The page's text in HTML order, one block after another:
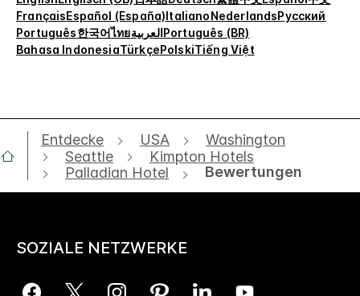
FrançaisEspañol (España)ItalianoNederlandsРусский
Português한국어ไทยالعربيةPortuguês (BR)
Bahasa IndonesiaTürkçePolskiTiếng Việt
Entdecke USA
Washington
Seattle
Kimpton Hotels
Palladian Hotel
Bewertungen
SOZIALE NETZWERKE